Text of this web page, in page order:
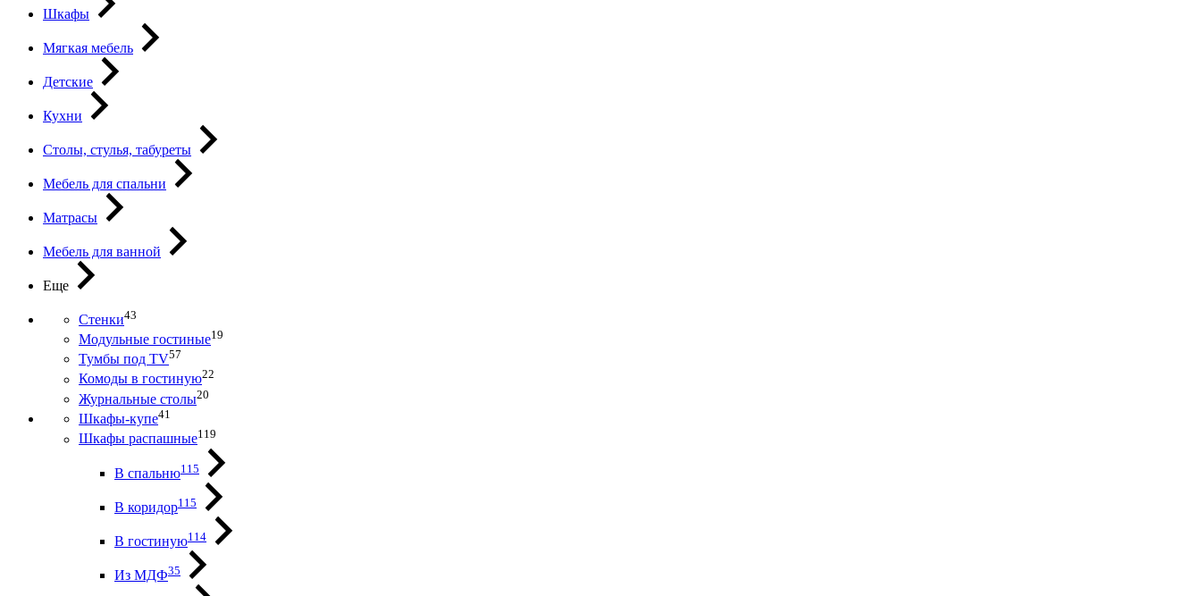
Шкафы
Мягкая мебель
Детские
Кухни
Столы, стулья, табуреты
Мебель для спальни
Матрасы
Мебель для ванной
Еще
Стенки43
Модульные гостиные19
Тумбы под ТV57
Комоды в гостиную22
Журнальные столы20
Шкафы-купе41
Шкафы распашные119
В спальню115
В коридор115
В гостиную114
Из МДФ35